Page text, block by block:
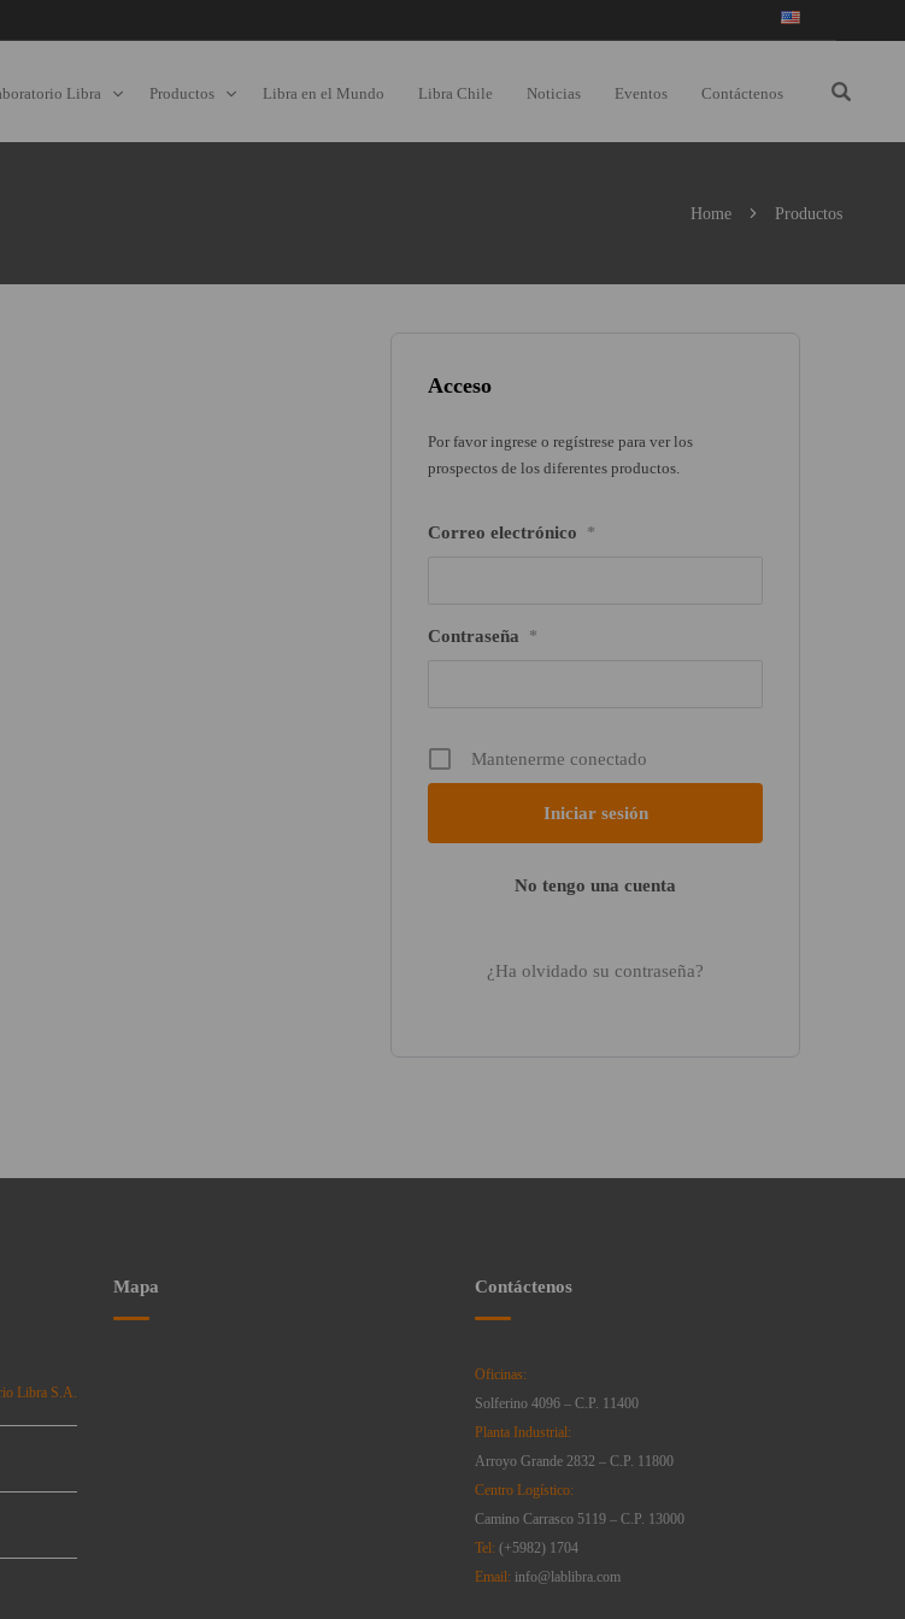
Libra Productos Libra en el Mundo Libra Chile Noticias Eventos Contáctenos
Home Productos
Acceso
Por favor ingrese o regístrese para ver los
prospectos de los diferentes productos.
Correo electrónico *
Contraseña *
Mantenerme conectado
No tengo una cuenta
¿Ha olvidado su contraseña?
Libra S.A.
Mapa Contáctenos
Oficinas:
Solferino 4096 – C.P. 11400
Planta Industrial:
Arroyo Grande 2832 – C.P. 11800
Centro Logístico:
Camino Carrasco 5119 – C.P. 13000
Tel: (+5982) 1704
Email: info@lablibra.com